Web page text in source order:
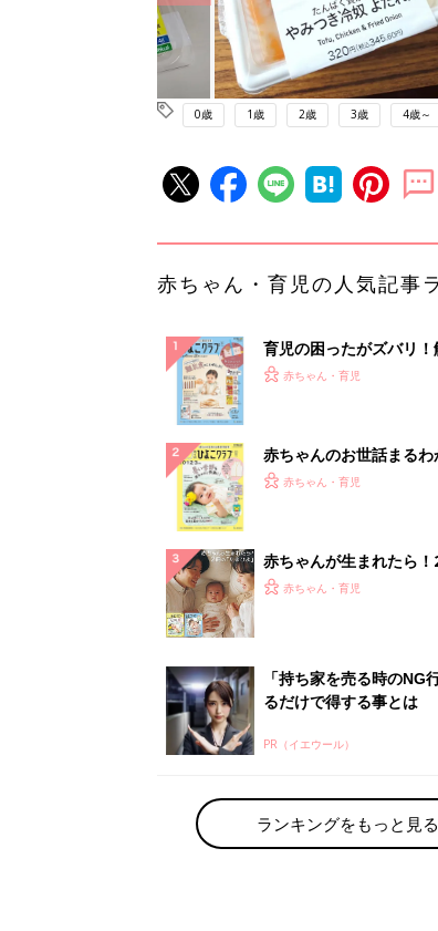
0歳 1歳 2歳 3歳 4歳～
赤ちゃん・育児の人気記事
育児の困ったがズバリ
『ひよこクラブ 秋号』
赤ちゃん・育児
赤ちゃんのお世話まるわ
てのひよこクラブ 夏号』
赤ちゃん・育児
赤ちゃんが生まれたら！
ひよ」
赤ちゃん・育児
「持ち家を売る時のNG
るだけで得する事とは
PR（イエウール）
ランキングをもっと見る